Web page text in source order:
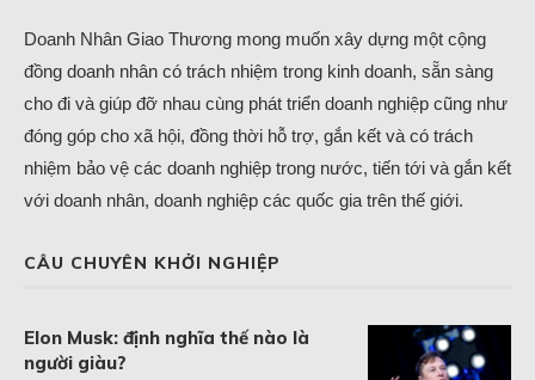
Doanh Nhân Giao Thương mong muốn xây dựng một cộng
đồng doanh nhân có trách nhiệm trong kinh doanh, sẵn sàng
cho đi và giúp đỡ nhau cùng phát triển doanh nghiệp cũng như
đóng góp cho xã hội, đồng thời hỗ trợ, gắn kết và có trách
nhiệm bảo vệ các doanh nghiệp trong nước, tiến tới và gắn kết
với doanh nhân, doanh nghiệp các quốc gia trên thế giới.
CÂU CHUYÊN KHỞI NGHIỆP
Elon Musk: định nghĩa thế nào là
người giàu?